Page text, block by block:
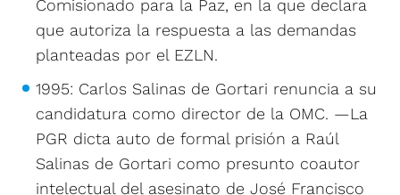
Comisionado para la Paz, en la que declara
que autoriza la respuesta a las demandas
planteadas por el EZLN.
1995: Carlos Salinas de Gortari renuncia a su
candidatura como director de la OMC. —La
PGR dicta auto de formal prisión a Raúl
Salinas de Gortari como presunto coautor
intelectual del asesinato de José Francisco